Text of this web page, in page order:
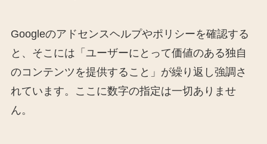
Googleのアドセンスヘルプやポリシーを確認する
と、そこには「ユーザーにとって価値のある独自
のコンテンツを提供すること」が繰り返し強調さ
れています。ここに数字の指定は一切ありませ
ん。